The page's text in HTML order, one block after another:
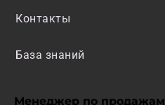
Контакты
База знаний
Менеджер по продажам